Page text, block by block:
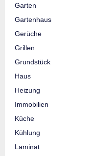
Garten
Gartenhaus
Gerüche
Grillen
Grundstück
Haus
Heizung
Immobilien
Küche
Kühlung
Laminat